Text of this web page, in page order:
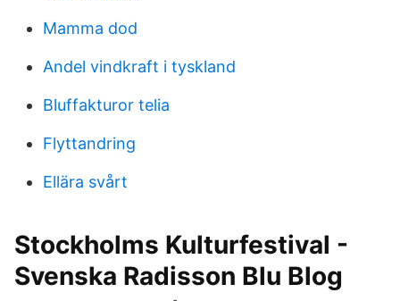
Mamma dod
Andel vindkraft i tyskland
Bluffakturor telia
Flyttandring
Ellära svårt
Stockholms Kulturfestival -
Svenska Radisson Blu Blog